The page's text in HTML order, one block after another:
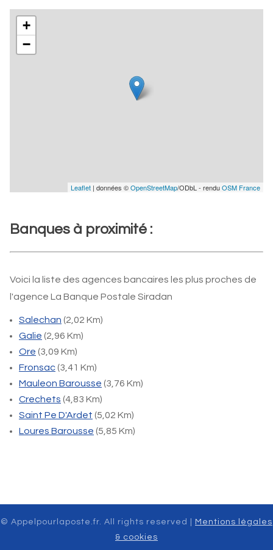
+
−
Leaflet | données ©OpenStreetMap/ODbL - renduOSM France
Banques à proximité :
Voici la liste des agences bancaires les plus proches de
l'agence La Banque Postale Siradan
Salechan (2,02 Km)
Galie (2,96 Km)
Ore (3,09 Km)
Fronsac(3,41 Km)
Mauleon Barousse (3,76 Km)
Crechets (4,83 Km)
Saint Pe D'Ardet (5,02 Km)
Loures Barousse (5,85 Km)
© Appelpourlaposte.fr. All rights reserved |
Mentions légales
& cookies